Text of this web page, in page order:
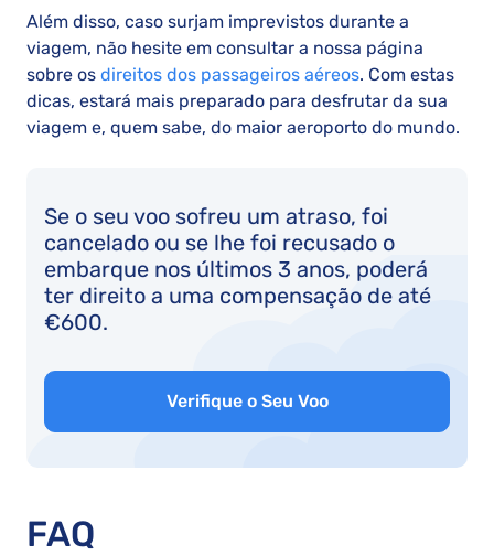
Além disso, caso surjam imprevistos durante a
viagem, não hesite em consultar a nossa página
sobre os direitos dos passageiros aéreos. Com estas
dicas, estará mais preparado para desfrutar da sua
viagem e, quem sabe, do maior aeroporto do mundo.
Se o seu voo sofreu um atraso, foi
cancelado ou se lhe foi recusado o
embarque nos últimos 3 anos, poderá
ter direito a uma compensação de até
€600.
Verifique o Seu Voo
FAQ